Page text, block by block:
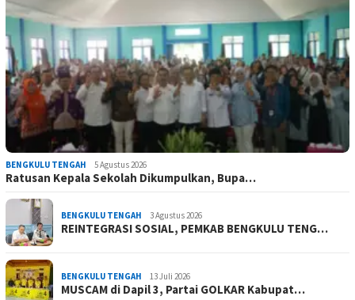
BENGKULU TENGAH 5 Agustus 2026
Ratusan Kepala Sekolah Dikumpulkan, Bupa…
BENGKULU TENGAH 3 Agustus 2026
REINTEGRASI SOSIAL, PEMKAB BENGKULU TENG…
BENGKULU TENGAH 13 Juli 2026
MUSCAM di Dapil 3, Partai GOLKAR Kabupat…